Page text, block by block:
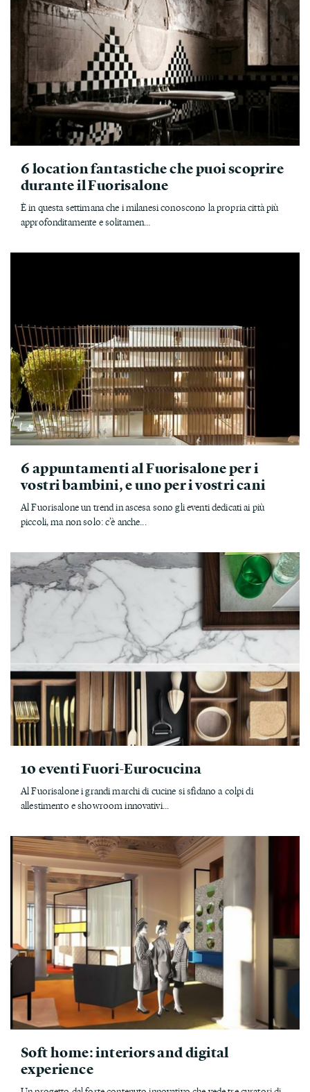
6 location fantastiche che puoi scoprire
durante il Fuorisalone
È in questa settimana che i milanesi conoscono la propria città più
approfonditamente e solitamen...
6 appuntamenti al Fuorisalone per i
vostri bambini, e uno per i vostri cani
Al Fuorisalone un trend in ascesa sono gli eventi dedicati ai più
piccoli, ma non solo: c’è anche...
10 eventi Fuori-Eurocucina
Al Fuorisalone i grandi marchi di cucine si sfidano a colpi di
allestimento e showroom innovativi...
Soft home: interiors and digital
experience